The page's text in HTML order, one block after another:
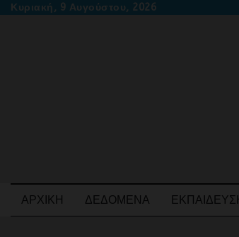
SkipΚυριακή, 9 Αυγούστου, 2026
ΑΡΧΙΚΉ
ΔΕΔΟΜΈΝΑ